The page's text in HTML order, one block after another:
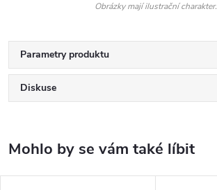
Obrázky mají ilustrační charakter.
Parametry produktu
Diskuse